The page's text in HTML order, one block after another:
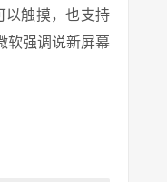
以触摸，也支持
软强调说新屏幕